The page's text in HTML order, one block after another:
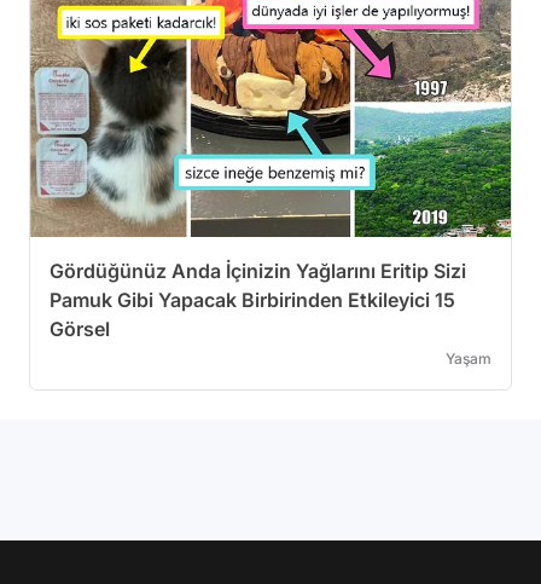
Gördüğünüz Anda İçinizin Yağlarını Eritip Sizi
Pamuk Gibi Yapacak Birbirinden Etkileyici 15
Görsel
Yaşam